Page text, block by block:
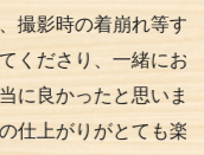
着崩れ等す
、一緒にお
たと思いま
がとても楽
当に思
き、あ